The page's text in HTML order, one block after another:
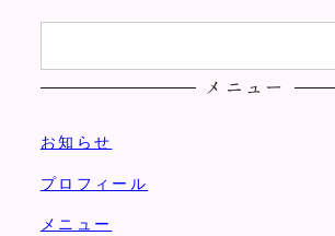
索
メニュー
お知らせ
プロフィール
メニュー